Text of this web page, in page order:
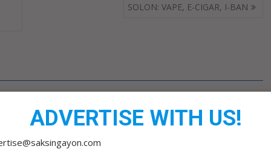
SOLON: VAPE, E-CIGAR, I-BAN
ADVERTISE WITH US!